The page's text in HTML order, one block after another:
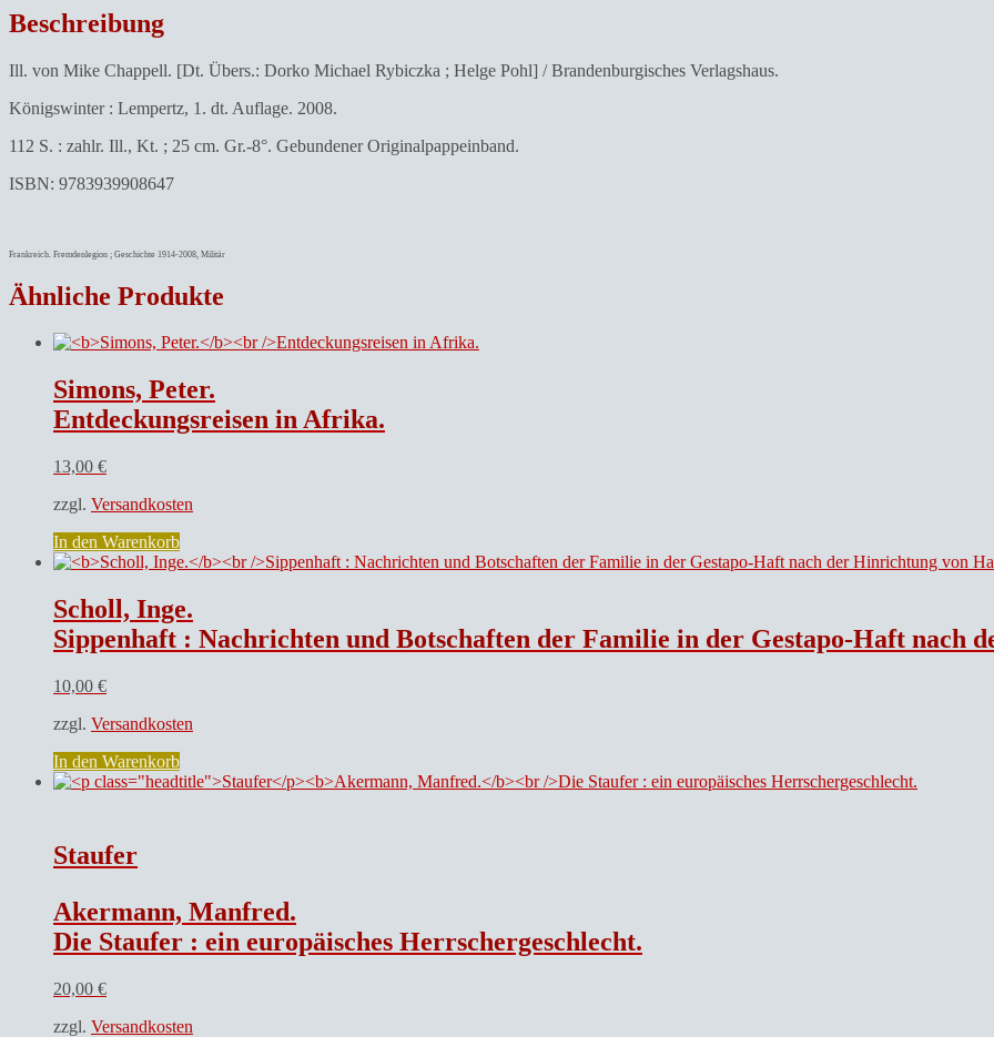
M.
(Übers.)
französische
Menge
Beschreibung
Ill. von Mike Chappell. [Dt. Übers.: Dorko Michael Rybiczka ; Helge Pohl] / Brandenburgisches Verlagshaus.
Königswinter : Lempertz, 1. dt. Auflage. 2008.
112 S. : zahlr. Ill., Kt. ; 25 cm. Gr.-8°. Gebundener Originalpappeinband.
ISBN: 9783939908647
Frankreich. Fremdenlegion ; Geschichte 1914-2008, Militär
Ähnliche Produkte
Simons, Peter.
Entdeckungsreisen in Afrika.
13,00 €
zzgl. Versandkosten
In den Warenkorb
Scholl, Inge.
Sippenhaft : Nachrichten und Botschaften der Familie in der Gestapo-Haft nach
10,00 €
zzgl. Versandkosten
In den Warenkorb
Staufer
Akermann, Manfred.
Die Staufer : ein europäisches Herrschergeschlecht.
20,00 €
zzgl. Versandkosten